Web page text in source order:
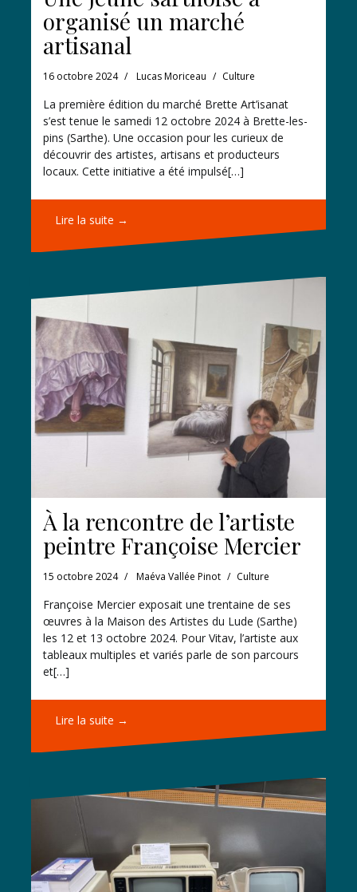
organisé un marché
artisanal
16 octobre 2024 Lucas Moriceau Culture
La première édition du marché Brette Art’isanat
s’est tenue le samedi 12 octobre 2024 à Brette-les-
pins (Sarthe). Une occasion pour les curieux de
découvrir des artistes, artisans et producteurs
locaux. Cette initiative a été impulsé[…]
Lire la suite →
À la rencontre de l’artiste
peintre Françoise Mercier
15 octobre 2024 Maéva Vallée Pinot Culture
Françoise Mercier exposait une trentaine de ses
œuvres à la Maison des Artistes du Lude (Sarthe)
les 12 et 13 octobre 2024. Pour Vitav, l’artiste aux
tableaux multiples et variés parle de son parcours
et[…]
Lire la suite →